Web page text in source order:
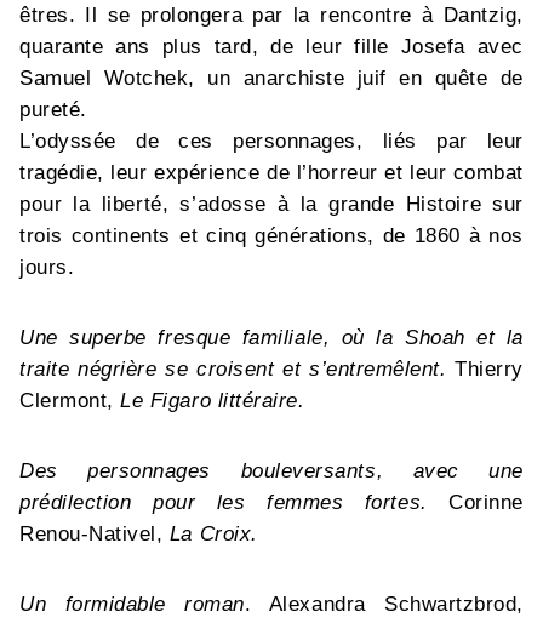
êtres. Il se prolongera par la rencontre à Dantzig,
quarante ans plus tard, de leur fille Josefa avec
Samuel Wotchek, un anarchiste juif en quête de
pureté.
L’odyssée de ces personnages, liés par leur
tragédie, leur expérience de l’horreur et leur combat
pour la liberté, s’adosse à la grande Histoire sur
trois continents et cinq générations, de 1860 à nos
jours.
Une superbe fresque familiale, où la Shoah et la
traite négrière se croisent et s’entremêlent. Thierry
Clermont, Le Figaro littéraire.
Des personnages bouleversants, avec une
prédilection pour les femmes fortes.Corinne
Renou-Nativel, La Croix.
Un formidable roman. Alexandra Schwartzbrod,